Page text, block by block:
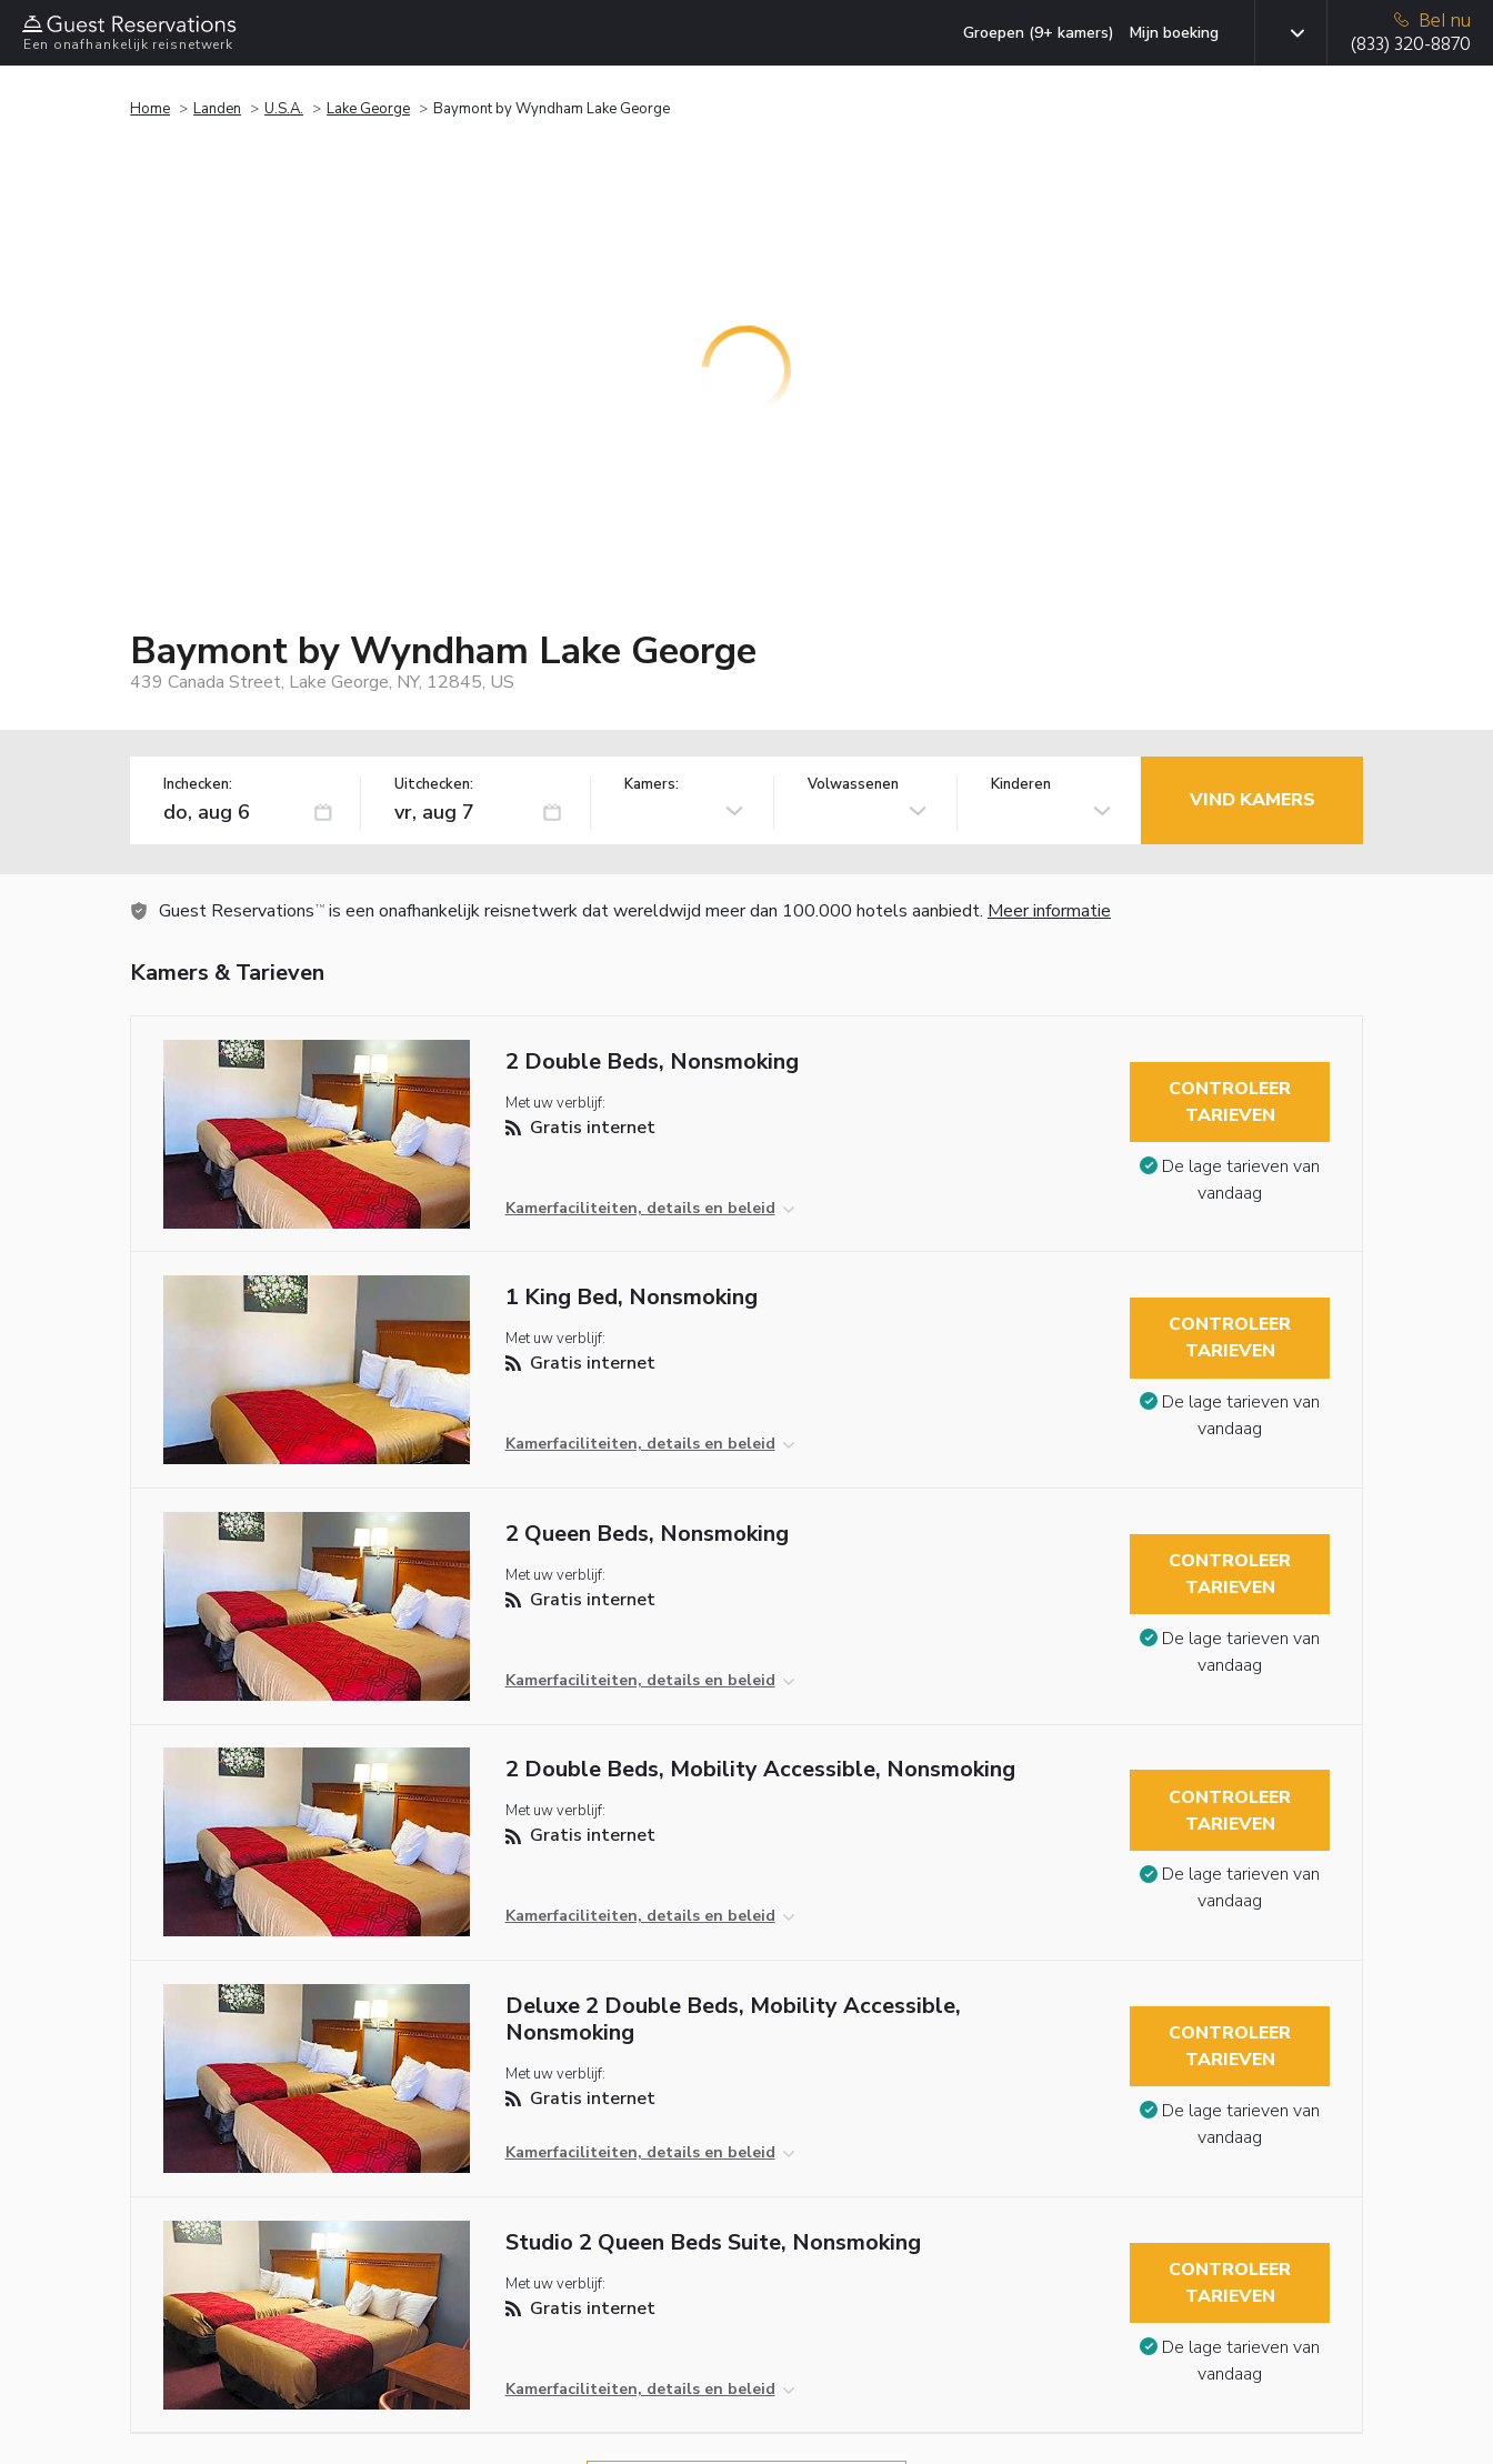
Een onafhankelijk reisnetwerk
Groepen (9+ kamers) Mijn boeking
Bel nu
(833) 320-8870
Home Landen U.S.A. Lake George Baymont by Wyndham Lake George
Baymont by Wyndham Lake George
439 Canada Street, Lake George, NY, 12845, US
Inchecken: Uitchecken: Kamers: Volwassenen Kinderen
VIND KAMERS
Guest Reservations TM is een onafhankelijk reisnetwerk dat wereldwijd meer dan 100.000 hotels aanbiedt. Meer informatie
Kamers & Tarieven
2 Double Beds, Nonsmoking
Met uw verblijf:
Gratis internet
Kamerfaciliteiten, details en beleid
CONTROLEER
TARIEVEN
De lage tarieven van
vandaag
1 King Bed, Nonsmoking
Met uw verblijf:
Gratis internet
Kamerfaciliteiten, details en beleid
CONTROLEER
TARIEVEN
De lage tarieven van
vandaag
2 Queen Beds, Nonsmoking
Met uw verblijf:
Gratis internet
Kamerfaciliteiten, details en beleid
CONTROLEER
TARIEVEN
De lage tarieven van
vandaag
2 Double Beds, Mobility Accessible, Nonsmoking
Met uw verblijf:
Gratis internet
Kamerfaciliteiten, details en beleid
CONTROLEER
TARIEVEN
De lage tarieven van
vandaag
Deluxe 2 Double Beds, Mobility Accessible,
Nonsmoking
Met uw verblijf:
Gratis internet
Kamerfaciliteiten, details en beleid
CONTROLEER
TARIEVEN
De lage tarieven van
vandaag
Studio 2 Queen Beds Suite, Nonsmoking
Met uw verblijf:
Gratis internet
Kamerfaciliteiten, details en beleid
CONTROLEER
TARIEVEN
De lage tarieven van
vandaag